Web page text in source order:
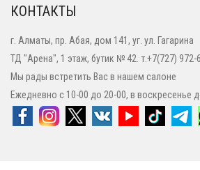
КОНТАКТЫ
г. Алматы, пр. Абая, дом 141, уг. ул. Гагарина
ТД "Арена", 1 этаж, бутик № 42. т.+7(727) 972-
Мы рады встретить Вас в нашем салоне
Ежедневно с 10-00 до 20-00, в воскресенье